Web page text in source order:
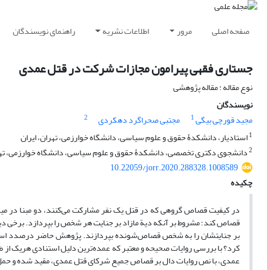
صفحه اصلی مرور اطلاعات نشریه راهنمای نویسندگان
جستاری فقهی پیرامون مجازات شرکت در قتل عمدی
نوع مقاله : مقاله پژوهشی
نویسندگان
مجید قورچی بیگی1 مجتبی صحراگرد دهکردی
2
1استادیار، دانشکدۀ حقوق و علوم سیاسی، دانشگاه خوارزمی، تهران، ایران
2دانشجوی دکتری تخصصی، دانشکدۀ حقوق و علوم سیاسی، دانشگاه خوارزمی،
10.22059/jorr.2020.288328.1008589
چکیده
در کیفیت قصاص گروهی که در قتل یک نفر مشارکت می‌کنند، دو مبنا در
قصاص کند؛ مشروط بر آنکه دیة مازاد بر جنایت هر شخص را بپردازد. برخی
بر جنایتشان را به شخص قصاص‌شونده بپردازند. پژوهش حاضر درصدد
کرد؟ با بررسی روایات صحیحه و معتبر که عمده‌ترین دلیل استنادی هریک
عمدی، با نص روایات دال بر قصاص جمیع شرکای قتل عمدی، مقید شده و